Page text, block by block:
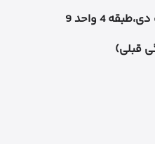
قبلی)